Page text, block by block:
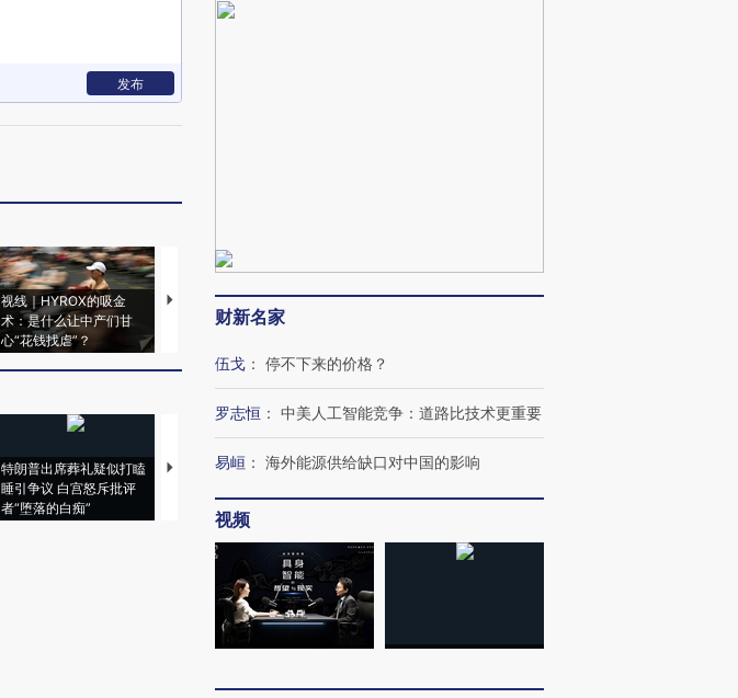
发布
视线｜HYROX的吸金
术：是什么让中产们甘
心“花钱找虐”？
马航飞行员跨国走私7万
粒摇头丸 尿检体内含3种
视线｜被称为“蟑螂”的印
视线｜“入侵”还是“人道危
特朗普出席葬礼疑似打瞌
睡引争议 白宫怒斥批评
者“堕落的白痴”
视线｜全球最热百城独占
财新名家
伍戈 ： 停不下来的价格？
罗志恒 ： 中美人工智能竞争：道路比技术更重要
易峘 ： 海外能源供给缺口对中国的影响
视频